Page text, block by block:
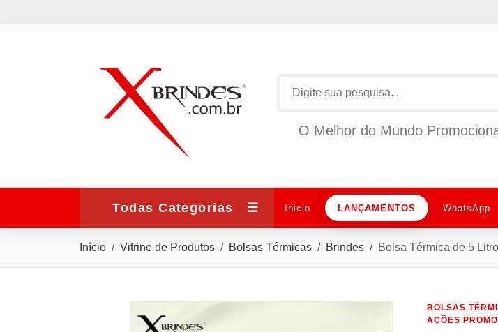
O Melhor do Mundo
Todas Categorias ☰ Inicio LANÇAMENTOS WhatsApp
Início Vitrine de Produtos Bolsas Térmicas Brindes Bolsa Térmica de 5
BOLSAS
AÇÕES